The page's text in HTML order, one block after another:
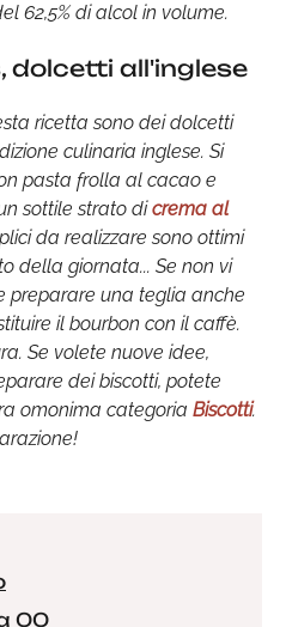
62,5% di alcol in volume.
dolcetti all'inglese
ricetta sono dei dolcetti
culinaria inglese. Si
pasta frolla al cacao e
sottile strato dicrema al
da realizzare sono ottimi
della giornata... Se non vi
preparare una teglia anche
il bourbon con il caffè.
Se volete nuove idee,
dei biscotti, potete
omonima categoria Biscotti.
00